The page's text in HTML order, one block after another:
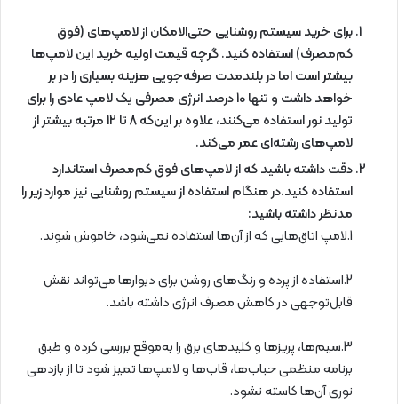
برای خرید سیستم روشنایی حتی‌الامکان از لامپ‌های (فوق
کم‌مصرف) استفاده کنید. گرچه قیمت اولیه خرید این لامپ‌ها
بیشتر است اما در بلندمدت صرفه‌جویی هزینه بسیاری را در بر
خواهد داشت و تنها 10 درصد انرژی مصرفی یک لامپ عادی را برای
تولید نور استفاده می‌کنند، علاوه بر این‌که 8 تا 12 مرتبه بیشتر از
لامپ‌های رشته‌ای عمر می‌کند.
دقت داشته باشید که از لامپ‌های فوق کم‌مصرف استاندارد
استفاده کنید.در هنگام استفاده از سیستم روشنایی نیز موارد زیر را
مدنظر داشته باشید:
1.لامپ اتاق‌هایی كه از آن‌ها استفاده نمی‌شود، خاموش شوند.
2.استفاده از پرده و رنگ‌های روشن برای دیوارها می‌تواند نقش
قابل‌توجهی در كاهش مصرف انرژی داشته باشد.
3.سیم‌ها، پریزها و كلیدهای برق را به‌موقع بررسی كرده و طبق
برنامه منظمی حباب‌ها، قاب‌ها و لامپ‌ها تمیز شود تا از بازدهی
نوری آن‌ها كاسته نشود.